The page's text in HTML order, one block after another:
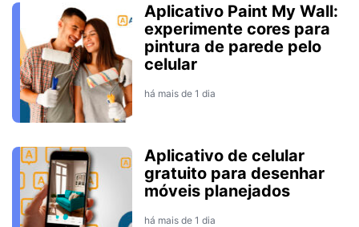
Aplicativo Paint My Wall:
experimente cores para
pintura de parede pelo
celular
há mais de 1 dia
Aplicativo de celular
gratuito para desenhar
móveis planejados
há mais de 1 dia